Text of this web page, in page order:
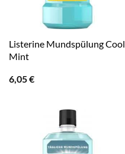
Listerine Mundspülung Cool
Mint
6,05€